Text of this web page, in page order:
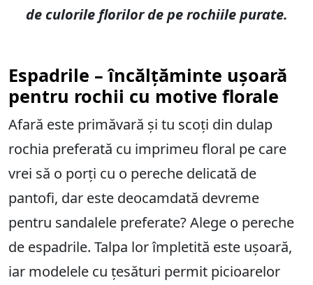
de culorile florilor de pe rochiile purate.
Espadrile – încălțăminte ușoară
pentru rochii cu motive florale
Afară este primăvară și tu scoți din dulap
rochia preferată cu imprimeu floral pe care
vrei să o porți cu o pereche delicată de
pantofi, dar este deocamdată devreme
pentru sandalele preferate? Alege o pereche
de espadrile. Talpa lor împletită este ușoară,
iar modelele cu țesături permit picioarelor